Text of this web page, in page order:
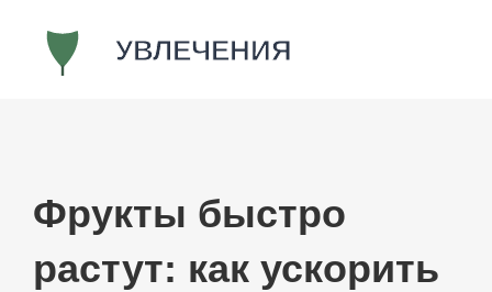
Фрукты быстро
растут: как ускорить